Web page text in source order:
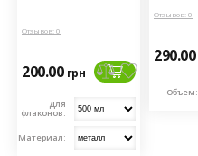
Отзывов: 0
200.00 грн
Для
флаконов:
Материал:
Отзывов: 0
290.00
Объем: